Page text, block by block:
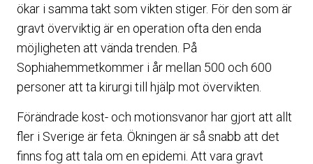
ökar i samma takt som vikten stiger. För den som är
gravt överviktig är en operation ofta den enda
möjligheten att vända trenden. På
Sophiahemmetkommer i år mellan 500 och 600
personer att ta kirurgi till hjälp mot övervikten.
Förändrade kost- och motionsvanor har gjort att allt
fler i Sverige är feta. Ökningen är så snabb att det
finns fog att tala om en epidemi. Att vara gravt